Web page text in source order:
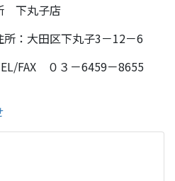
下丸子店
丸子3－12－6
－6459－8655